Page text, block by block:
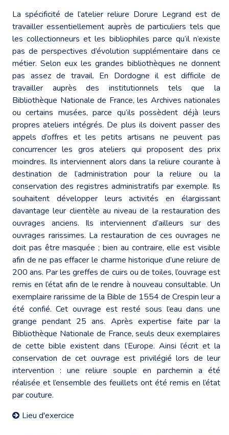
La spécificité de l’atelier reliure Dorure Legrand est de
travailler essentiellement auprès de particuliers tels que
les collectionneurs et les bibliophiles parce qu’il n’existe
pas de perspectives d’évolution supplémentaire dans ce
métier. Selon eux les grandes bibliothèques ne donnent
pas assez de travail. En Dordogne il est difficile de
travailler auprès des institutionnels tels que la
Bibliothèque Nationale de France, les Archives nationales
ou certains musées, parce qu’ils possèdent déjà leurs
propres ateliers intégrés. De plus ils doivent passer des
appels d’offres et les petits artisans ne peuvent pas
concurrencer les gros ateliers qui proposent des prix
moindres. Ils interviennent alors dans la reliure courante à
destination de l’administration pour la reliure ou la
conservation des registres administratifs par exemple. Ils
souhaitent développer leurs activités en élargissant
davantage leur clientèle au niveau de la restauration des
ouvrages anciens. Ils interviennent d’ailleurs sur des
ouvrages rarissimes. La restauration de ces ouvrages ne
doit pas être masquée ; bien au contraire, elle est visible
afin de ne pas effacer le charme historique d’une reliure de
200 ans. Par les greffes de cuirs ou de toiles, l’ouvrage est
remis en l’état afin de le rendre à nouveau consultable. Un
exemplaire rarissime de la Bible de 1554 de Crespin leur a
été confié. Cet ouvrage est resté sous l’eau dans une
grange pendant 25 ans. Après expertise faite par la
Bibliothèque Nationale de France, seuls deux exemplaires
de cette bible existent dans l’Europe. Ainsi l’écrit et la
conservation de cet ouvrage est privilégié lors de leur
intervention : une reliure souple en parchemin a été
réalisée et l’ensemble des feuillets ont été remis en l’état
par couture.
Lieu d'exercice